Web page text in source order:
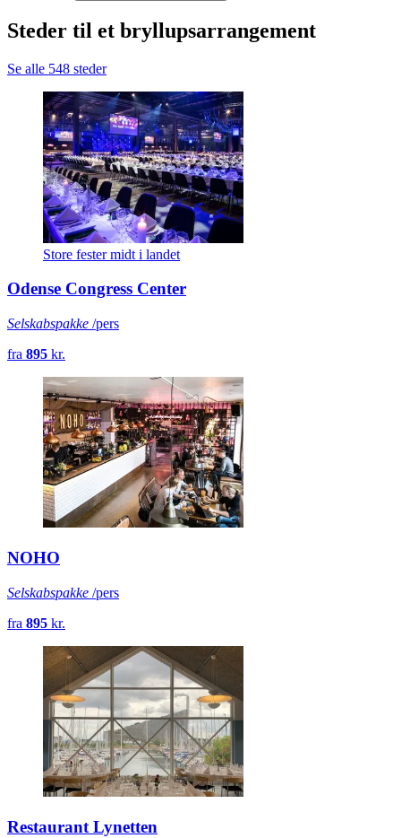
Steder til et bryllupsarrangement
Se alle 548 steder
Store fester midt i landet
Odense Congress Center
Selskabspakke /pers
fra 895 kr.
NOHO
Selskabspakke /pers
fra 895 kr.
Restaurant Lynetten